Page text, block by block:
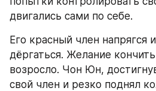
двигались сами по себе.
Его красный член напрягся
дёргаться. Желание
возросло. Чон Юн,
свой член и резко поднял